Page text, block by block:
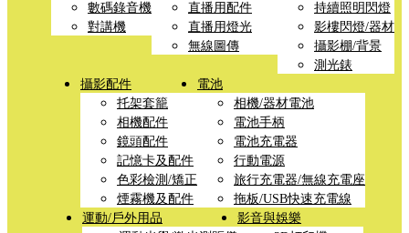
數碼錄音機
對講機
直播用配件
直播用燈光
無線圖傳
持續照明閃燈
影樓閃燈/器材
攝影棚/背景
測光錶
攝影配件
托架套籠
相機配件
鏡頭配件
記憶卡及配件
色彩檢測/矯正
煙霧機及配件
電池
相機/器材電池
電池手柄
電池充電器
行動電源
旅行充電器/無線充電座
拖板/USB快速充電線
運動/戶外用品
影音與娛樂